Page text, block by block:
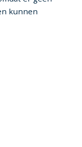
kunnen